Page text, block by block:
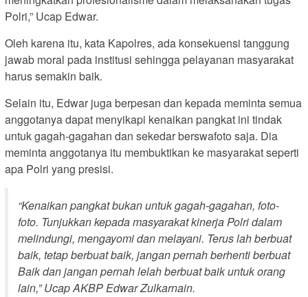
Polri,” Ucap Edwar.
Oleh karena itu, kata Kapolres, ada konsekuensi tanggung
jawab moral pada institusi sehingga pelayanan masyarakat
harus semakin baik.
Selain itu, Edwar juga berpesan dan kepada meminta semua
anggotanya dapat menyikapi kenaikan pangkat ini tindak
untuk gagah-gagahan dan sekedar berswafoto saja. Dia
meminta anggotanya itu membuktikan ke masyarakat seperti
apa Polri yang presisi.
“Kenaikan pangkat bukan untuk gagah-gagahan, foto-
foto. Tunjukkan kepada masyarakat kinerja Polri dalam
melindungi, mengayomi dan melayani. Terus lah berbuat
baik, tetap berbuat baik, jangan pernah berhenti berbuat
Baik dan jangan pernah lelah berbuat baik untuk orang
lain,” Ucap AKBP Edwar Zulkarnain.